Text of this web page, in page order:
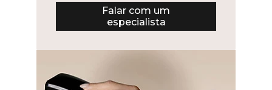
Falar com um
especialista